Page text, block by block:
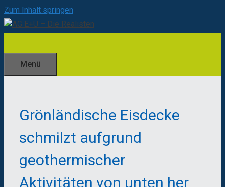
Zum Inhalt springen
Menü
Grönländische Eisdecke
schmilzt aufgrund
geothermischer
Aktivitäten von unten her